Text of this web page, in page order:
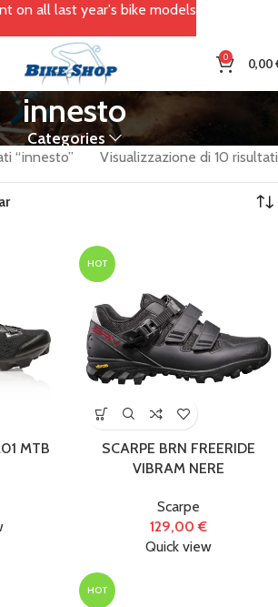
0 0,00
innesto
Categories
“innesto” Visualizzazione di 10 risultati
MTB
HOT
SCARPE BRN FREERIDE
VIBRAM NERE
Scarpe
129,00€
Quick view
HOT
on all last year's bike models